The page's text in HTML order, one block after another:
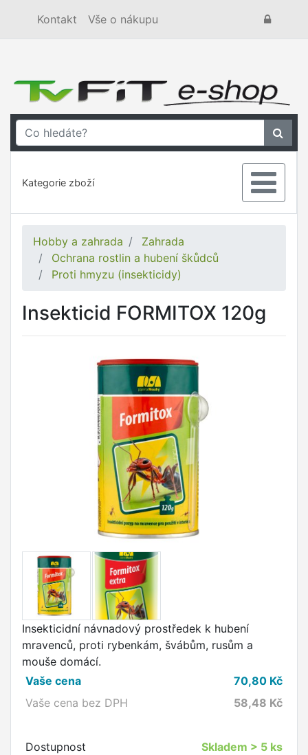
Kontakt Vše o nákupu
Kategorie zboží
Hobby a zahrada
Zahrada
Ochrana rostlin a hubení škůdců
Proti hmyzu (insekticidy)
Insekticid FORMITOX 120g
Insekticidní návnadový prostředek k hubení
mravenců, proti rybenkám, švábům, rusům a
mouše domácí.
Vaše cena
70,80 Kč
Vaše cena bez DPH
58,48 Kč
Dostupnost Skladem > 5 ks